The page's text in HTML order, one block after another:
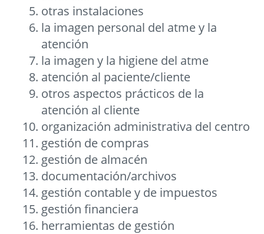
otras instalaciones
la imagen personal del atme y la
atención
la imagen y la higiene del atme
atención al paciente/cliente
otros aspectos prácticos de la
atención al cliente
organización administrativa del centro
gestión de compras
gestión de almacén
documentación/archivos
gestión contable y de impuestos
gestión financiera
herramientas de gestión